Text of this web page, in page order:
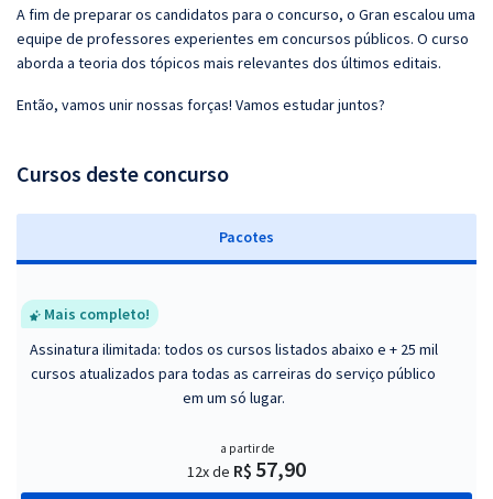
A fim de preparar os candidatos para o concurso, o Gran escalou uma
equipe de professores experientes em concursos públicos. O curso
aborda a teoria dos tópicos mais relevantes dos últimos editais.
Então, vamos unir nossas forças! Vamos estudar juntos?
Cursos deste concurso
Pacotes
Mais completo!
Assinatura ilimitada: todos os cursos listados abaixo e + 25 mil
cursos atualizados para todas as carreiras do serviço público
em um só lugar.
a partir de
12x de R$ 57,90